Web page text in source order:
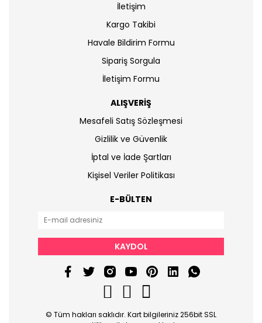
İletişim
Kargo Takibi
Havale Bildirim Formu
Sipariş Sorgula
İletişim Formu
ALIŞVERİŞ
Mesafeli Satış Sözleşmesi
Gizlilik ve Güvenlik
İptal ve İade Şartları
Kişisel Veriler Politikası
E-BÜLTEN
KAYDOL
© Tüm hakları saklıdır. Kart bilgileriniz 256bit SSL